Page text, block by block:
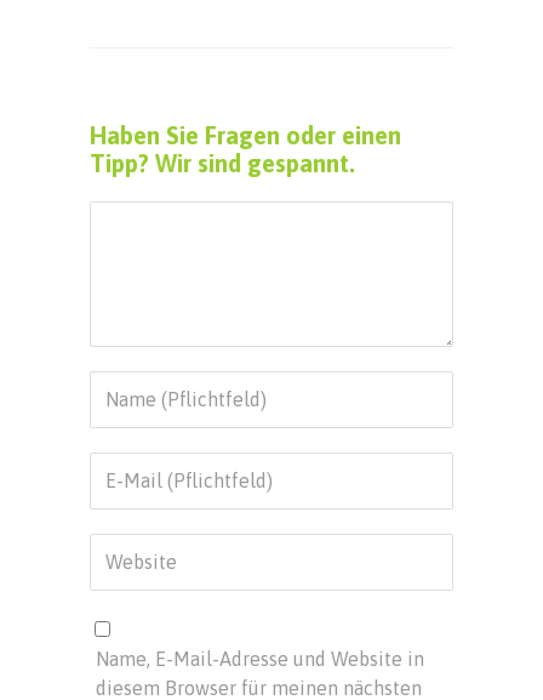
Haben Sie Fragen oder einen
Tipp? Wir sind gespannt.
Name, E-Mail-Adresse und Website in
diesem Browser für meinen nächsten